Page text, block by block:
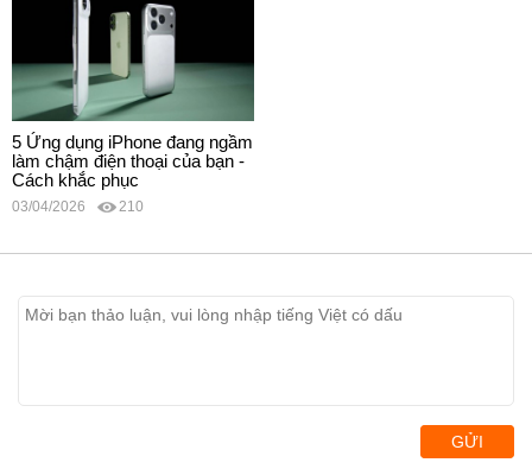
5 Ứng dụng iPhone đang ngầm
làm chậm điện thoại của bạn -
Cách khắc phục
03/04/2026 210
GỬI